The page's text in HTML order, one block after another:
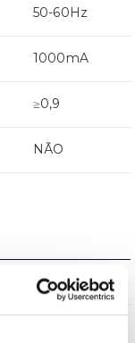
50-60Hz
1000mA
≥0,9
NÃO